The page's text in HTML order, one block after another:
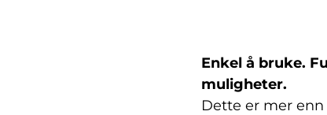
Enkel å bruke.
muligheter.
Dette er mer